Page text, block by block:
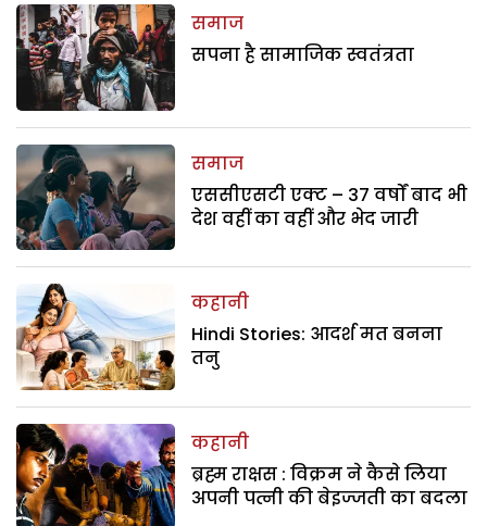
समाज
सपना है सामाजिक स्वतंत्रता
समाज
एससीएसटी एक्ट – 37 वर्षों बाद भी
देश वहीं का वहीं और भेद जारी
कहानी
Hindi Stories: आदर्श मत बनना
तनु
कहानी
ब्रह्म राक्षस : विक्रम ने कैसे लिया
अपनी पत्नी की बेइज्जती का बदला